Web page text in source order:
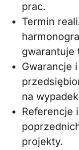
prac.
Termin
gwarantuje
Gwarancje
na
Referencje
projekty.